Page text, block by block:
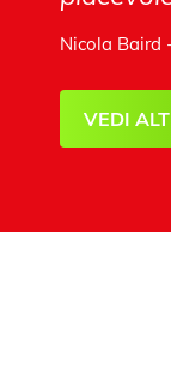
Nicola Baird
VEDI